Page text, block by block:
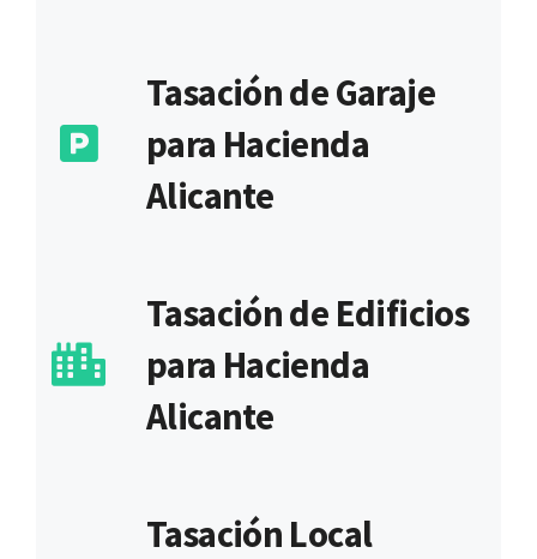
Tasación de Garaje
para Hacienda
Alicante
Tasación de Edificios
para Hacienda
Alicante
Tasación Local